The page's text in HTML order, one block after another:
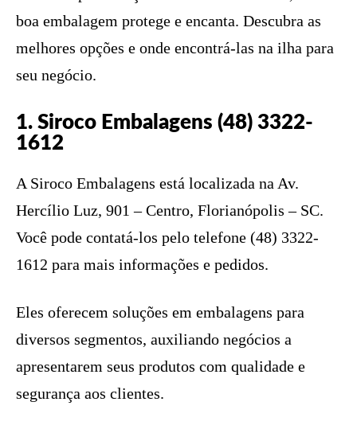
boa embalagem protege e encanta. Descubra as
melhores opções e onde encontrá-las na ilha para
seu negócio.
1. Siroco Embalagens (48) 3322-
1612
A Siroco Embalagens está localizada na Av.
Hercílio Luz, 901 – Centro, Florianópolis – SC.
Você pode contatá-los pelo telefone (48) 3322-
1612 para mais informações e pedidos.
Eles oferecem soluções em embalagens para
diversos segmentos, auxiliando negócios a
apresentarem seus produtos com qualidade e
segurança aos clientes.